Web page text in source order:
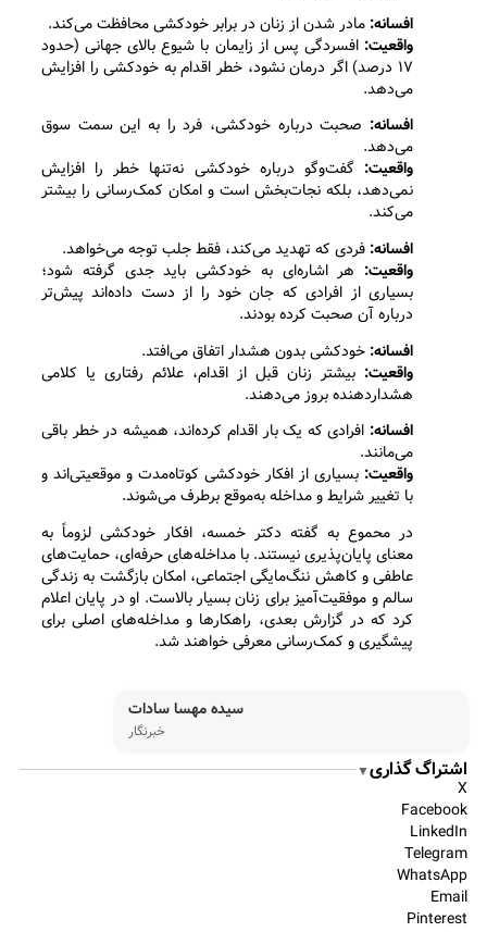
افسانه: مادر شدن از زنان در برابر خودکشی محافظت می‌کند.
واقعیت: افسردگی پس از زایمان با شیوع بالای جهانی (حدود
۱۷ درصد) اگر درمان نشود، خطر اقدام به خودکشی را افزایش
می‌دهد.
افسانه: صحبت درباره خودکشی، فرد را به این سمت سوق
می‌دهد.
واقعیت: گفت‌وگو درباره خودکشی نه‌تنها خطر را افزایش
نمی‌دهد، بلکه نجات‌بخش است و امکان کمک‌رسانی را بیشتر
می‌کند.
افسانه: فردی که تهدید می‌کند، فقط جلب توجه می‌خواهد.
واقعیت: هر اشاره‌ای به خودکشی باید جدی گرفته شود؛
بسیاری از افرادی که جان خود را از دست داده‌اند پیش‌تر
درباره آن صحبت کرده بودند.
افسانه: خودکشی بدون هشدار اتفاق می‌افتد.
واقعیت: بیشتر زنان قبل از اقدام، علائم رفتاری یا کلامی
هشداردهنده بروز می‌دهند.
افسانه: افرادی که یک بار اقدام کرده‌اند، همیشه در خطر باقی
می‌مانند.
واقعیت: بسیاری از افکار خودکشی کوتاه‌مدت و موقعیتی‌اند و
با تغییر شرایط و مداخله به‌موقع برطرف می‌شوند.
در محموع به گفته دکتر خمسه، افکار خودکشی لزوماً به
معنای پایان‌پذیری نیستند. با مداخله‌های حرفه‌ای، حمایت‌های
عاطفی و کاهش ننگ‌مایگی اجتماعی، امکان بازگشت به زندگی
سالم و موفقیت‌آمیز برای زنان بسیار بالاست. او در پایان اعلام
کرد که در گزارش بعدی، راهکارها و مداخله‌های اصلی برای
پیشگیری و کمک‌رسانی معرفی خواهند شد.
سیده مهسا سادات
خبرنگار
اشتراگ گذاری▼
X
Facebook
LinkedIn
Telegram
WhatsApp
Email
Pinterest